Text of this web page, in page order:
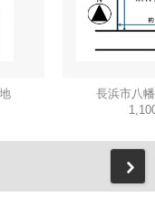
長浜市八